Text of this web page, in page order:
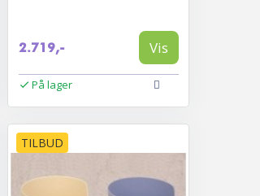
2.719,- Vis
På lager
TILBUD